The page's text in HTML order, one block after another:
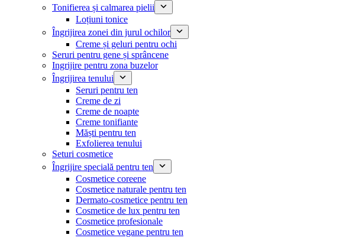
Tonifierea și calmarea pielii
Loțiuni tonice
Îngrijirea zonei din jurul ochilor
Creme și geluri pentru ochi
Seruri pentru gene și sprâncene
Ingrijire pentru zona buzelor
Îngrijirea tenului
Seruri pentru ten
Creme de zi
Creme de noapte
Creme tonifiante
Măști pentru ten
Exfolierea tenului
Seturi cosmetice
Îngrijire specială pentru ten
Cosmetice coreene
Cosmetice naturale pentru ten
Dermato-cosmetice pentru ten
Cosmetice de lux pentru ten
Cosmetice profesionale
Cosmetice vegane pentru ten